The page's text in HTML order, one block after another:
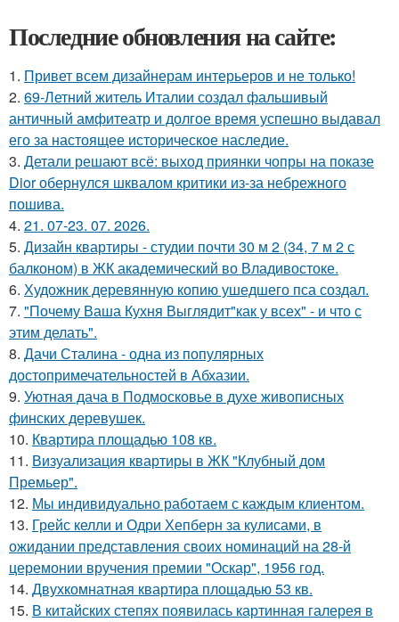
Последние обновления на сайте:
1. Привет всем дизайнерам интерьеров и не только!
2. 69-Летний житель Италии создал фальшивый
античный амфитеатр и долгое время успешно выдавал
его за настоящее историческое наследие.
3. Детали решают всё: выход приянки чопры на показе
Dior обернулся шквалом критики из-за небрежного
пошива.
4. 21. 07-23. 07. 2026.
5. Дизайн квартиры - студии почти 30 м 2 (34, 7 м 2 с
балконом) в ЖК академический во Владивостоке.
6. Художник деревянную копию ушедшего пса создал.
7. "Почему Ваша Кухня Выглядит"как у всех" - и что с
этим делать".
8. Дачи Сталина - одна из популярных
достопримечательностей в Абхазии.
9. Уютная дача в Подмосковье в духе живописных
финских деревушек.
10. Квартира площадью 108 кв.
11. Визуализация квартиры в ЖК "Клубный дом
Премьер".
12. Мы индивидуально работаем с каждым клиентом.
13. Грейс келли и Одри Хепберн за кулисами, в
ожидании представления своих номинаций на 28-й
церемонии вручения премии "Оскар", 1956 год.
14. Двухкомнатная квартира площадью 53 кв.
15. В китайских степях появилась картинная галерея в